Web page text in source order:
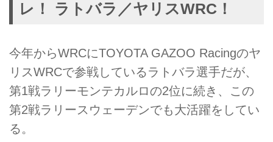
レ！ ラトバラ／ヤリスWRC！
今年からWRCにTOYOTA GAZOO Racingのヤ
リスWRCで参戦しているラトバラ選手だが、
第1戦ラリーモンテカルロの2位に続き、この
第2戦ラリースウェーデンでも大活躍をしてい
る。